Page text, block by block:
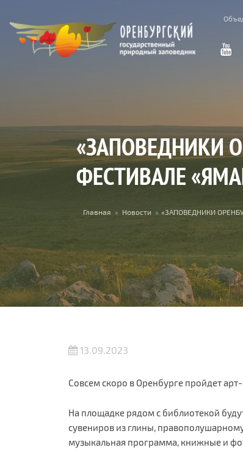
«ЗАПОВЕДНИКИ
ФЕСТИВАЛЕ
Вы здесь
Главная » Новости » «ЗАПОВЕДНИКИ
13.09.2023
Совсем скоро в Оренбурге пройдет
На площадке рядом с библиотекой
сувениров из глины,
музыкальная программа, книжные и